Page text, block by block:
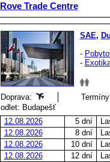
Rove Trade Centre
SAE,
-
-
Doprava:
odlet: Budapešť
12.08.2026
5 dní
12.08.2026
8 dní
12.08.2026
10 dní
12.08.2026
12 dní